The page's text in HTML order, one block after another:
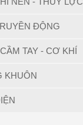
ĐỘNG
TAY - CƠ KHÍ
KHUÔN